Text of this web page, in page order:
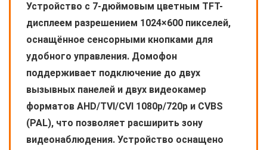
Устройство с 7-дюймовым цветным TFT-
дисплеем разрешением 1024×600 пикселей,
оснащённое сенсорными кнопками для
удобного управления. Домофон
поддерживает подключение до двух
вызывных панелей и двух видеокамер
форматов AHD/TVI/CVI 1080p/720p и CVBS
(PAL), что позволяет расширить зону
видеонаблюдения. Устройство оснащено